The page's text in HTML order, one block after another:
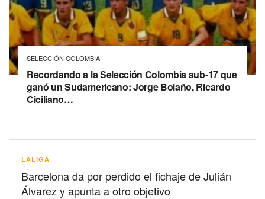
SELECCIÓN COLOMBIA
Recordando a la Selección Colombia sub-17 que
ganó un Sudamericano: Jorge Bolaño, Ricardo
Ciciliano…
LALIGA
Barcelona da por perdido el fichaje de Julián
Álvarez y apunta a otro objetivo